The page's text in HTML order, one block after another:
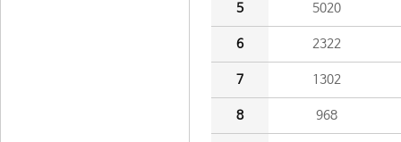
5 5020
6 2322
7 1302
8 968